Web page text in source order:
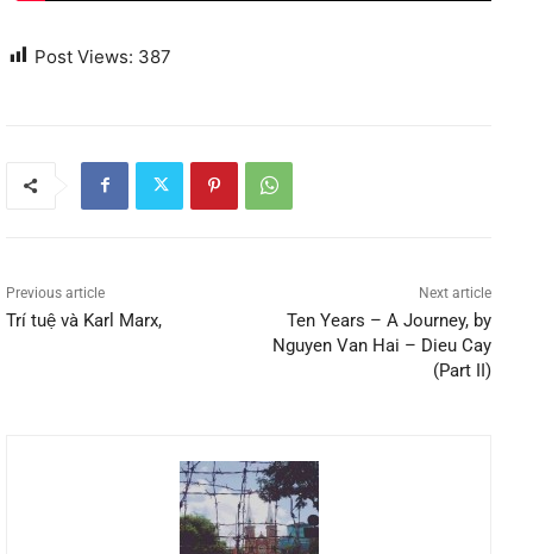
Post Views: 387
Previous article
Trí tuệ và Karl Marx,
Next article
Ten Years – A Journey, by
Nguyen Van Hai – Dieu Cay
(Part II)